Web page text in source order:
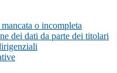
o incompleta
dei dati da parte dei titolari